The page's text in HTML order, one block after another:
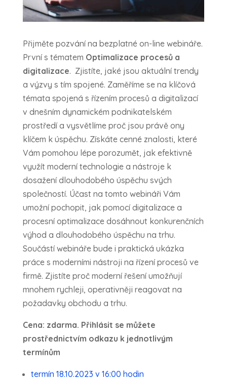
Přijměte pozvání na bezplatné on-line webináře.
První s tématem Optimalizace procesů a
digitalizace. Zjistíte, jaké jsou aktuální trendy
a výzvy s tím spojené. Zaměříme se na klíčová
témata spojená s řízením procesů a digitalizací
v dnešním dynamickém podnikatelském
prostředí a vysvětlíme proč jsou právě ony
klíčem k úspěchu. Získáte cenné znalosti, které
Vám pomohou lépe porozumět, jak efektivně
využít moderní technologie a nástroje k
dosažení dlouhodobého úspěchu svých
společností. Účast na tomto webináři Vám
umožní pochopit, jak pomocí digitalizace a
procesní optimalizace dosáhnout konkurenčních
výhod a dlouhodobého úspěchu na trhu.
Součástí webináře bude i praktická ukázka
práce s moderními nástroji na řízení procesů ve
firmě. Zjistíte proč moderní řešení umožňují
mnohem rychleji, operativněji reagovat na
požadavky obchodu a trhu.
Cena: zdarma. Přihlásit se můžete
prostřednictvím odkazu k jednotlivým
termínům
termín 18.10.2023 v 16:00 hodin